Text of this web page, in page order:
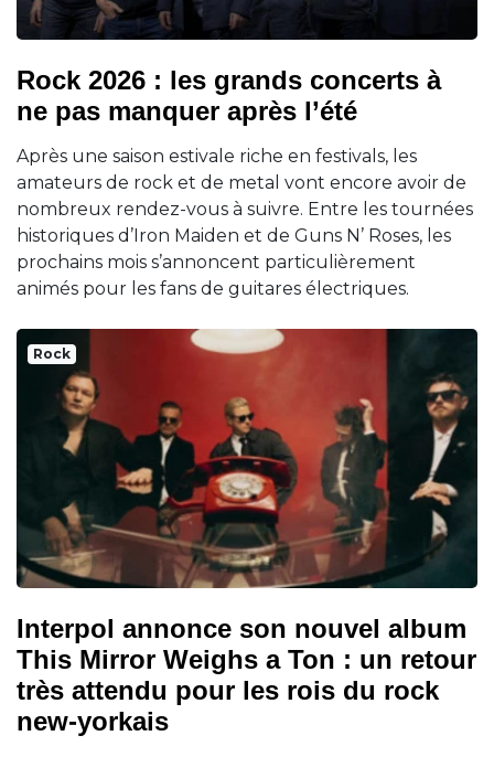
Rock 2026 : les grands concerts à
ne pas manquer après l’été
Après une saison estivale riche en festivals, les
amateurs de rock et de metal vont encore avoir de
nombreux rendez-vous à suivre. Entre les tournées
historiques d’Iron Maiden et de Guns N’ Roses, les
prochains mois s’annoncent particulièrement
animés pour les fans de guitares électriques.
Rock
Interpol annonce son nouvel album
This Mirror Weighs a Ton : un retour
très attendu pour les rois du rock
new-yorkais